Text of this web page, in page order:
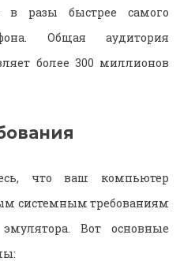
в разы быстрее самого
Общая аудитория
более 300 миллионов
что ваш компьютер
системным требованиям
Вот основные